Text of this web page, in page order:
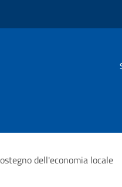
dell'economia locale